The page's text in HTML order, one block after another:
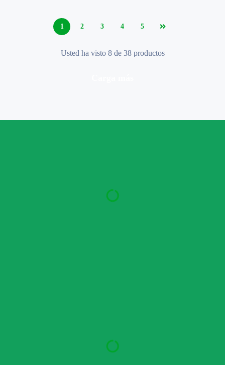
1 2 3 4 5
Usted ha visto 8 de 38 productos